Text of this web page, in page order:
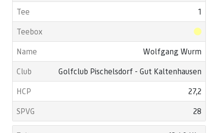
1
Wolfgang Wurm
Golfclub Pischelsdorf - Gut Kaltenhausen
27,2
28